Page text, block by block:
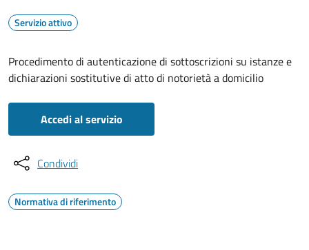
Servizio attivo
Procedimento di autenticazione di sottoscrizioni su istanze e
dichiarazioni sostitutive di atto di notorietà a domicilio
Accedi al servizio
Condividi
Normativa di riferimento